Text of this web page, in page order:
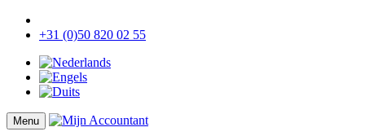
+31 (0)50 820 02 55
Menu